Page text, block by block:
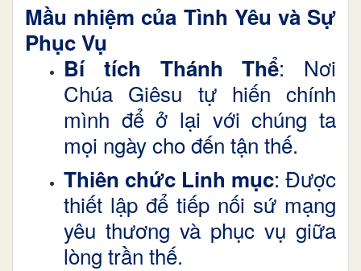
Mầu nhiệm của Tình Yêu và Sự
Phục Vụ
Bí tích Thánh Thể: Nơi
Chúa Giêsu tự hiến chính
mình để ở lại với chúng ta
mọi ngày cho đến tận thế.
Thiên chức Linh mục: Được
thiết lập để tiếp nối sứ mạng
yêu thương và phục vụ giữa
lòng trần thế.